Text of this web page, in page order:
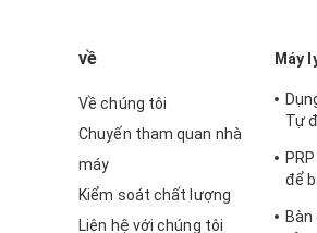
về
Về chúng tôi
Chuyến tham quan nhà
máy
Kiểm soát chất lượng
Liên hệ với chúng tôi
Máy
Tự
để